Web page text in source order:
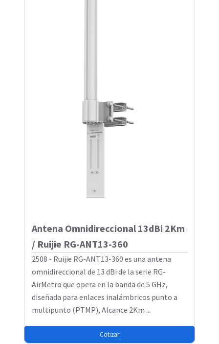
Antena Omnidireccional 13dBi 2Km
/ Ruijie RG-ANT13-360
2508 - Ruijie RG-ANT13-360 es una antena
omnidireccional de 13 dBi de la serie RG-
AirMetro que opera en la banda de 5 GHz,
diseñada para enlaces inalámbricos punto a
multipunto (PTMP), Alcance 2Km ...
Cotizar